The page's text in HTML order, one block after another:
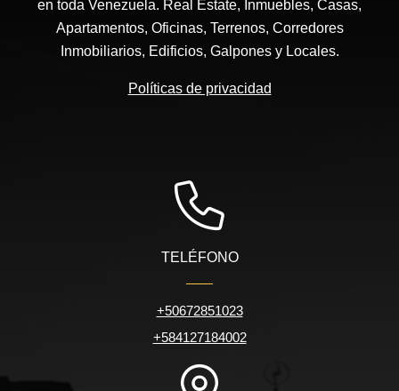
en toda Venezuela. Real Estate, Inmuebles, Casas,
Apartamentos, Oficinas, Terrenos, Corredores
Inmobiliarios, Edificios, Galpones y Locales.
Políticas de privacidad
TELÉFONO
+50672851023
+584127184002